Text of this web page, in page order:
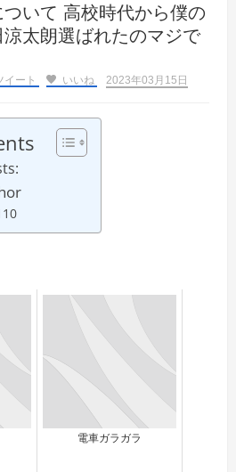
いて 高校時代から僕の
太朗選ばれたのマジで
イート いいね
2023年03月15日
電車ガラガラ